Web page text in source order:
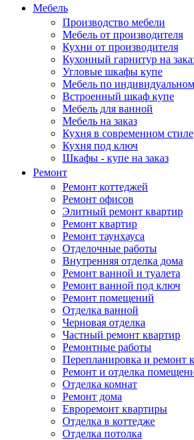
Мебель
Производство мебели
Мебель от производителя
Кухни от производителя
Кухонный гарнитур на
Угловые шкафы купе
Мебель по
Встроенный шкаф купе
Мебель для ванной
Мебель на заказ
Кухня в современном стиле
Кухня под ключ
Шкафы - купе на заказ
Ремонт
Ремонт коттеджей
Ремонт офисов
Элитный ремонт квартир
Ремонт квартир
Ремонт таунхауса
Отделочные работы
Внутренняя отделка дома
Ремонт ванной и туалета
Ремонт ванной под ключ
Ремонт помещений
Отделка ванной
Черновая отделка
Частный ремонт квартир
Ремонтные работы
Перепланировка и ремонт
Ремонт и отделка
Отделка комнат
Ремонт дома
Евроремонт квартиры
Отделка в коттедже
Отделка потолка